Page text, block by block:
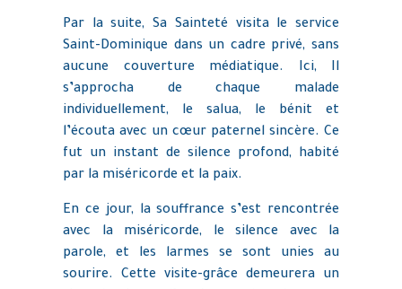
Par la suite, Sa Sainteté visita le service
Saint-Dominique dans un cadre privé, sans
aucune couverture médiatique. Ici, Il
s’approcha de chaque malade
individuellement, le salua, le bénit et
l’écouta avec un cœur paternel sincère. Ce
fut un instant de silence profond, habité
par la miséricorde et la paix.
En ce jour, la souffrance s’est rencontrée
avec la miséricorde, le silence avec la
parole, et les larmes se sont unies au
sourire. Cette visite-grâce demeurera un